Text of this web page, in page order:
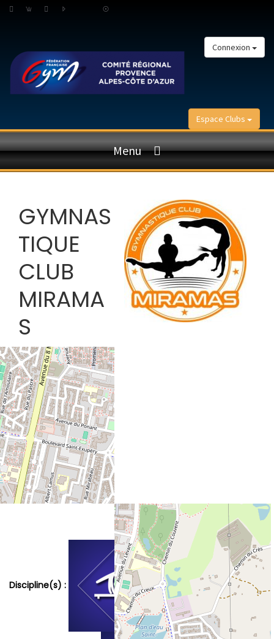
Connexion
Espace Clubs
Menu
GYMNAS
TIQUE
CLUB
MIRAMA
S
Discipline(s) :